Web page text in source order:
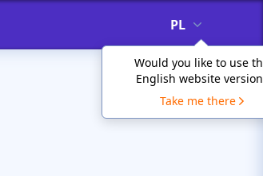
PL
Would you like to use
English website
Take me there